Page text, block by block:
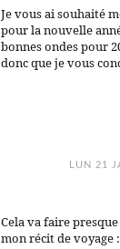
Je vous ai souhaité
pour la nouvelle
bonnes ondes pour
donc que je vous
LUN 21
Cela va faire
mon récit de voyage